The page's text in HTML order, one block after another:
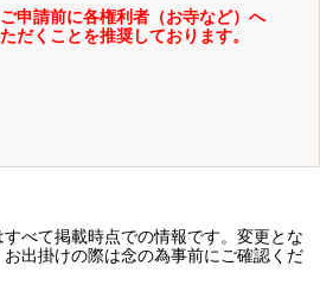
申請前に各権利者（お寺など）へ
だくことを推奨しております。
べて掲載時点での情報です。変更とな
出掛けの際は念の為事前にご確認くだ